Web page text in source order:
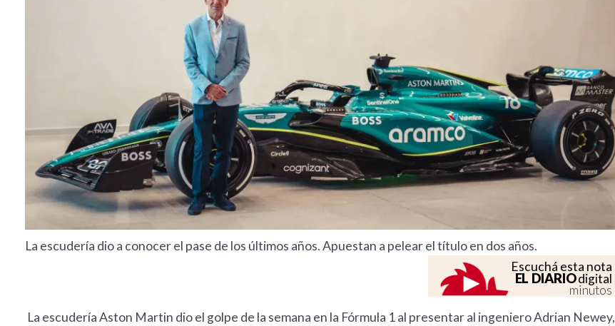
La escudería dio a conocer el pase de los últimos años. Apuestan a pelear el título en dos años.
Escuchá esta nota
EL DIARIOdigital
minutos
La escudería Aston Martin dio el golpe de la semana en la Fórmula 1 al presentar al ingeniero Adrian Newey,